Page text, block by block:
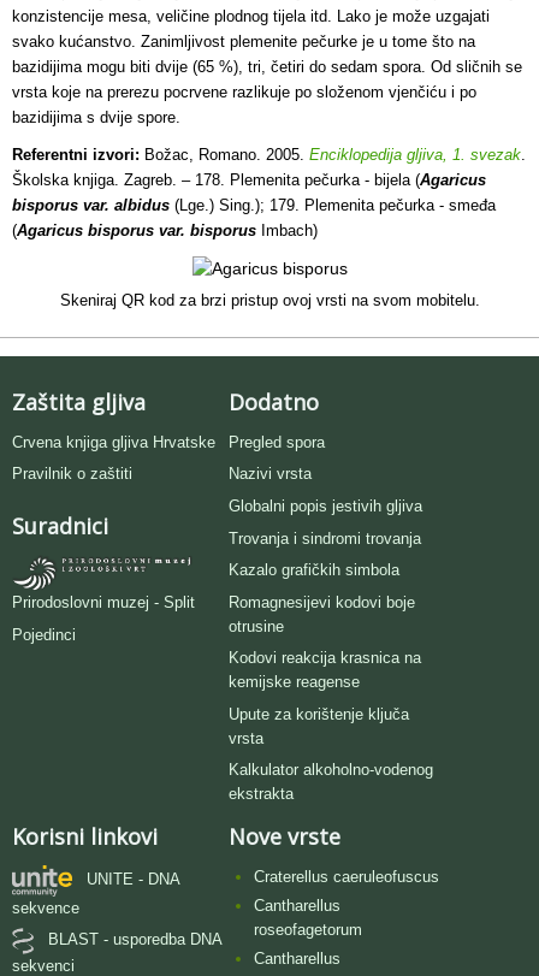
konzistencije mesa, veličine plodnog tijela itd. Lako je može uzgajati
svako kućanstvo. Zanimljivost plemenite pečurke je u tome što na
bazidijima mogu biti dvije (65 %), tri, četiri do sedam spora. Od sličnih se
vrsta koje na prerezu pocrvene razlikuje po složenom vjenčiću i po
bazidijima s dvije spore.
Referentni izvori: Božac, Romano. 2005. Enciklopedija gljiva, 1. svezak.
Školska knjiga. Zagreb. – 178. Plemenita pečurka - bijela (Agaricus
bisporus var. albidus (Lge.) Sing.); 179. Plemenita pečurka - smeđa
(Agaricus bisporus var. bisporus Imbach)
Skeniraj QR kod za brzi pristup ovoj vrsti na svom mobitelu.
Zaštita gljiva
Crvena knjiga gljiva Hrvatske
Pravilnik o zaštiti
Suradnici
Prirodoslovni muzej - Split
Pojedinci
Dodatno
Pregled spora
Nazivi vrsta
Globalni popis jestivih gljiva
Trovanja i sindromi trovanja
Kazalo grafičkih simbola
Romagnesijevi kodovi boje
otrusine
Kodovi reakcija krasnica na
kemijske reagense
Upute za korištenje ključa
vrsta
Kalkulator alkoholno-vodenog
ekstrakta
Korisni linkovi
UNITE - DNA
sekvence
BLAST - usporedba DNA
sekvenci
Nove vrste
Craterellus caeruleofuscus
Cantharellus
roseofagetorum
Cantharellus